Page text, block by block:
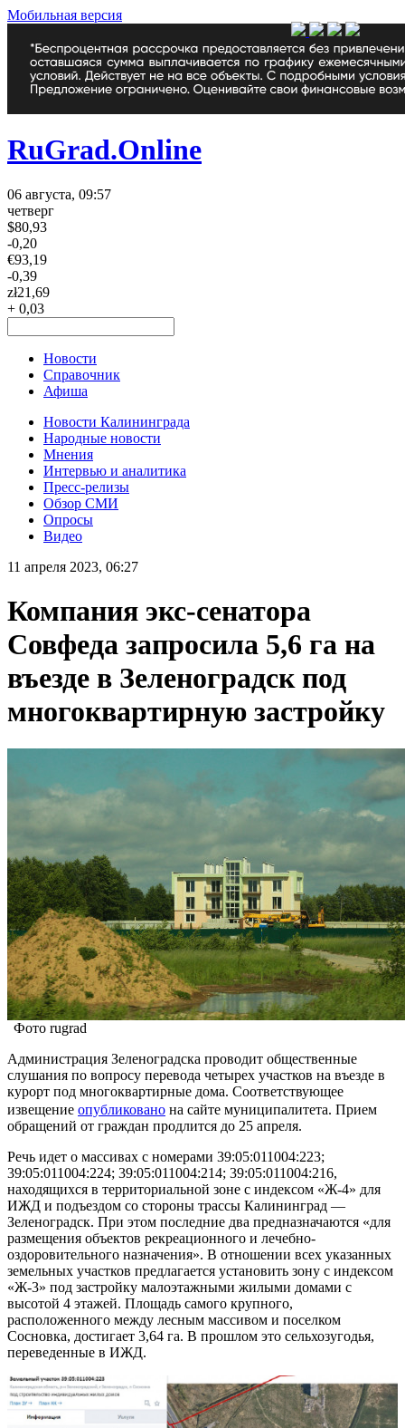
Мобильная версия
RuGrad.Online
06 августа, 09:57
четверг
$80,93
-0,20
€93,19
-0,39
zł21,69
+ 0,03
Новости
Справочник
Афиша
Новости Калининграда
Народные новости
Мнения
Интервью и аналитика
Пресс-релизы
Обзор СМИ
Опросы
Видео
11 апреля 2023, 06:27
Компания экс-сенатора
Совфеда запросила 5,6 га на
въезде в Зеленоградск под
многоквартирную застройку
Фото rugrad
Администрация Зеленоградска проводит общественные
слушания по вопросу перевода четырех участков на въезде в
курорт под многоквартирные дома. Соответствующее
извещение опубликовано на сайте муниципалитета. Прием
обращений от граждан продлится до 25 апреля.
Речь идет о массивах с номерами 39:05:011004:223;
39:05:011004:224; 39:05:011004:214; 39:05:011004:216,
находящихся в территориальной зоне с индексом «Ж-4» для
ИЖД и подъездом со стороны трассы Калининград —
Зеленоградск. При этом последние два предназначаются «для
размещения объектов рекреационного и лечебно-
оздоровительного назначения». В отношении всех указанных
земельных участков предлагается установить зону с индексом
«Ж-3» под застройку малоэтажными жилыми домами с
высотой 4 этажей. Площадь самого крупного,
расположенного между лесным массивом и поселком
Сосновка, достигает 3,64 га. В прошлом это сельхозугодья,
переведенные в ИЖД.